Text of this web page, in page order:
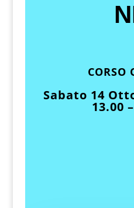
CORSO
Sabato 14
13.00